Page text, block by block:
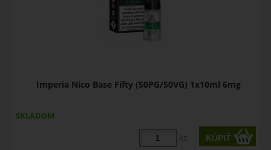
Imperia Nico Base Fifty (50PG/50VG) 1x10ml 6mg
SKLADOM
ks